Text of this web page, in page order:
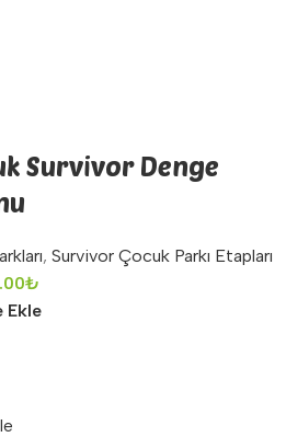
Survivor Denge
, Survivor Çocuk Parkı Etapları
₺
Ekle